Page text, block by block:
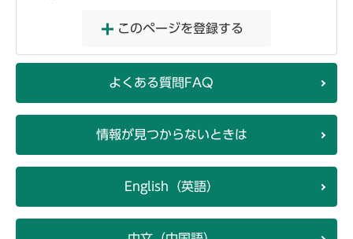
このページを登録する
よくある質問FAQ
情報が見つからないときは
English（英語）